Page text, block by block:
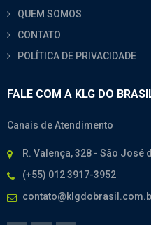
QUEM SOMOS
CONTATO
POLÍTICA DE PRIVACIDADE
FALE COM A KLG DO
Canais de Atendimento
R. Valença, 328 - São José
(+55) 012 3917-3952